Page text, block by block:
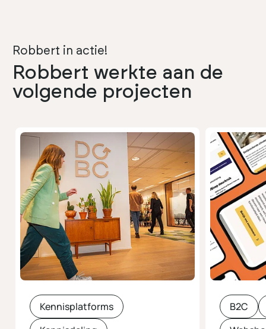
Robbert in actie!
Robbert werkte aan de
volgende projecten
Kennisplatforms
B2C